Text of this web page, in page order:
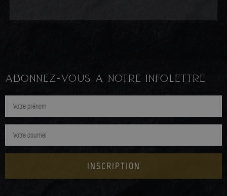
ABONNEZ-VOUS À NOTRE INFOLETTRE
INSCRIPTION